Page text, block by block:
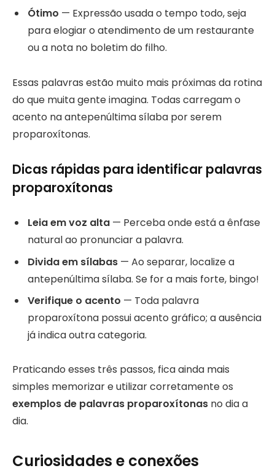
Ótimo — Expressão usada o tempo todo, seja
para elogiar o atendimento de um restaurante
ou a nota no boletim do filho.
Essas palavras estão muito mais próximas da rotina
do que muita gente imagina. Todas carregam o
acento na antepenúltima sílaba por serem
proparoxítonas.
Dicas rápidas para identificar palavras
proparoxítonas
Leia em voz alta — Perceba onde está a ênfase
natural ao pronunciar a palavra.
Divida em sílabas — Ao separar, localize a
antepenúltima sílaba. Se for a mais forte, bingo!
Verifique o acento — Toda palavra
proparoxítona possui acento gráfico; a ausência
já indica outra categoria.
Praticando esses três passos, fica ainda mais
simples memorizar e utilizar corretamente os
exemplos de palavras proparoxítonas no dia a
dia.
Curiosidades e conexões